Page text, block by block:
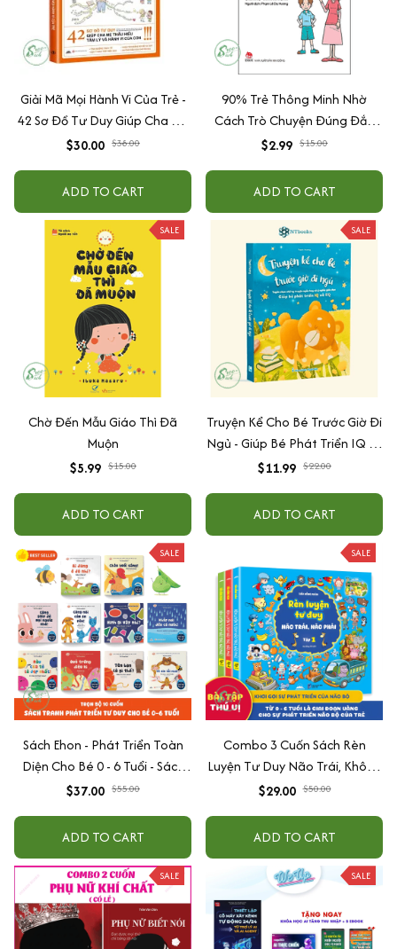
Giải Mã Mọi Hành Vi Của Trẻ -
42 Sơ Đồ Tư Duy Giúp Cha Mẹ
Thấu Hiểu Tâm Lý Và Hành Vi
$30.00 $38.00
ADD TO CART
90% Trẻ Thông Minh Nhờ
Cách Trò Chuyện Đúng Đắn
Của Cha Mẹ
$2.99 $15.00
ADD TO CART
SALE
Chờ Đến Mẫu Giáo Thì Đã
Muộn
$5.99 $15.00
ADD TO CART
SALE
Truyện Kể Cho Bé Trước Giờ Đi
Ngủ - Giúp Bé Phát Triển IQ Và
EQ
$11.99 $22.00
ADD TO CART
SALE
Sách Ehon - Phát Triển Toàn
Diện Cho Bé 0 - 6 Tuổi - Sách
Song Ngữ Việt - Anh
$37.00 $55.00
ADD TO CART
SALE
Combo 3 Cuốn Sách Rèn
Luyện Tư Duy Não Trái, Không
Não Phải - Đánh Thức Tiềm
$29.00 $50.00
ADD TO CART
SALE SALE